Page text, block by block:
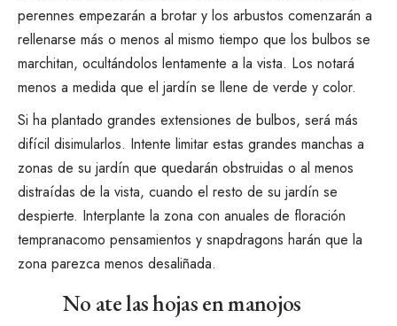
perennes empezarán a brotar y los arbustos comenzarán a
rellenarse más o menos al mismo tiempo que los bulbos se
marchitan, ocultándolos lentamente a la vista. Los notará
menos a medida que el jardín se llene de verde y color.
Si ha plantado grandes extensiones de bulbos, será más
difícil disimularlos. Intente limitar estas grandes manchas a
zonas de su jardín que quedarán obstruidas o al menos
distraídas de la vista, cuando el resto de su jardín se
despierte. Interplante la zona con anuales de floración
tempranacomo pensamientos y snapdragons harán que la
zona parezca menos desaliñada.
No ate las hojas en manojos